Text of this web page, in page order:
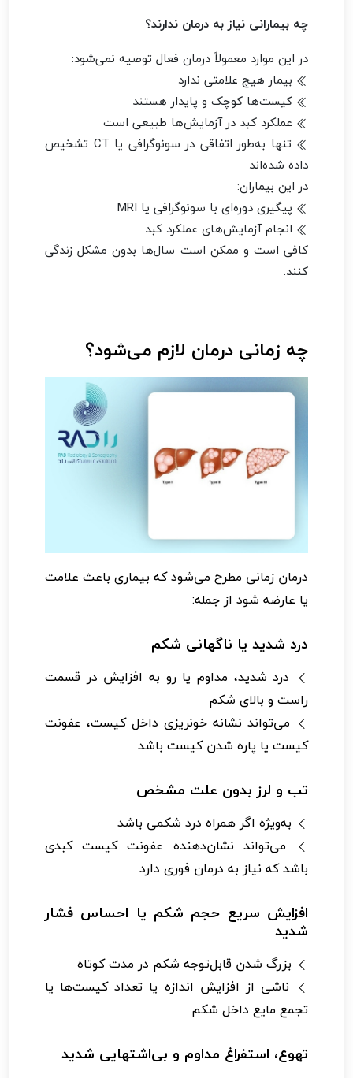
چه بیمارانی نیاز به درمان ندارند؟
در این موارد معمولاً درمان فعال توصیه نمی‌شود:
بیمار هیچ علامتی ندارد
کیست‌ها کوچک و پایدار هستند
عملکرد کبد در آزمایش‌ها طبیعی است
تنها به‌طور اتفاقی در سونوگرافی یا CT تشخیص
داده شده‌اند
در این بیماران:
پیگیری دوره‌ای با سونوگرافی یا MRI
انجام آزمایش‌های عملکرد کبد
کافی است و ممکن است سال‌ها بدون مشکل زندگی
کنند.
چه زمانی درمان لازم می‌شود؟
درمان زمانی مطرح می‌شود که بیماری باعث علامت
یا عارضه شود از جمله:
درد شدید یا ناگهانی شکم
درد شدید، مداوم یا رو به افزایش در قسمت
راست و بالای شکم
می‌تواند نشانه خونریزی داخل کیست، عفونت
کیست یا پاره شدن کیست باشد
تب و لرز بدون علت مشخص
به‌ویژه اگر همراه درد شکمی باشد
می‌تواند نشان‌دهنده عفونت کیست کبدی
باشد که نیاز به درمان فوری دارد
افزایش سریع حجم شکم یا احساس فشار
شدید
بزرگ شدن قابل‌توجه شکم در مدت کوتاه
ناشی از افزایش اندازه یا تعداد کیست‌ها یا
تجمع مایع داخل شکم
تهوع، استفراغ مداوم و بی‌اشتهایی شدید